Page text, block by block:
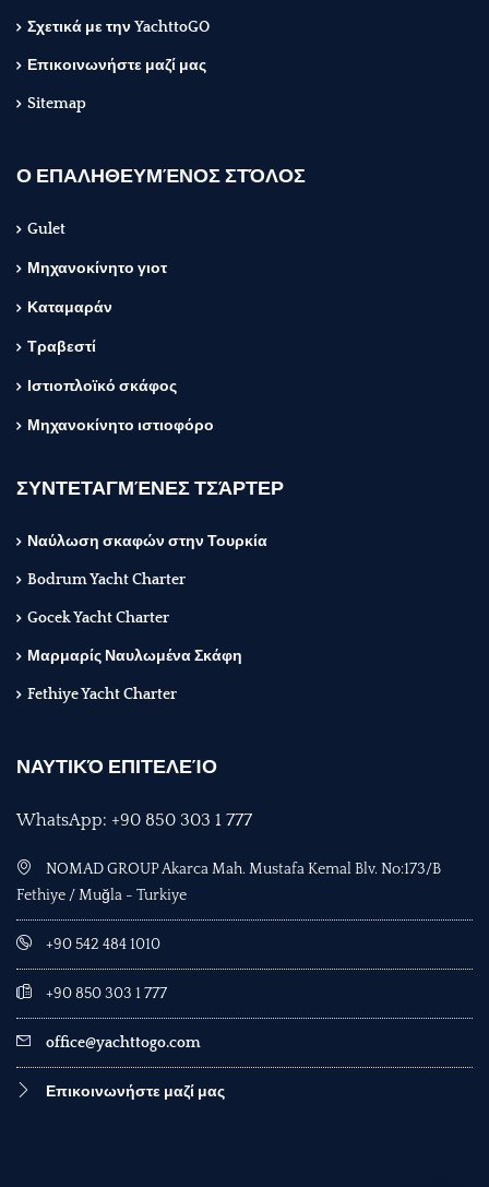
Σχετικά με την YachttoGO
Επικοινωνήστε μαζί μας
Sitemap
Ο ΕΠΑΛΗΘΕΥΜΈΝΟΣ ΣΤΌΛΟΣ
Gulet
Μηχανοκίνητο γιοτ
Καταμαράν
Τραβεστί
Ιστιοπλοϊκό σκάφος
Μηχανοκίνητο ιστιοφόρο
ΣΥΝΤΕΤΑΓΜΈΝΕΣ ΤΣΆΡΤΕΡ
Ναύλωση σκαφών στην Τουρκία
Bodrum Yacht Charter
Gocek Yacht Charter
Μαρμαρίς Ναυλωμένα Σκάφη
Fethiye Yacht Charter
ΝΑΥΤΙΚΌ ΕΠΙΤΕΛΕΊΟ
WhatsApp: +90 850 303 1 777
NOMAD GROUP Akarca Mah. Mustafa Kemal Blv. No:173/B
Fethiye / Muğla - Turkiye
+90 542 484 1010
+90 850 303 1 777
office@yachttogo.com
Επικοινωνήστε μαζί μας